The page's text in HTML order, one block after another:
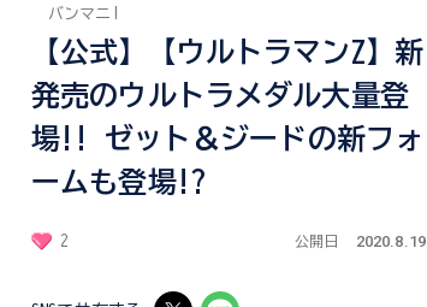
【公式】【ウルトラマンZ】新
発売のウルトラメダル大量登
場!! ゼット＆ジードの新フォ
ームも登場!?
バンマニ!
2 公開日 2020.8.19